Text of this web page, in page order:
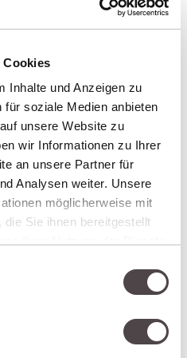
Cookies
Inhalte und Anzeigen zu
soziale Medien anbieten
unsere Website zu
wir Informationen zu Ihrer
an unsere Partner für
Analysen weiter. Unsere
möglicherweise mit
Sie ihnen bereitgestellt
ob der Cookie-
wurde.
Analytics, einen
Inc. („Google“).
Cookies zur
Analyse der
durch die Website-